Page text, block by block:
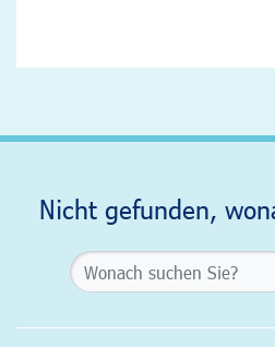
Nicht gefunden,